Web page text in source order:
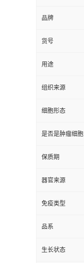
品牌
货号
用途
组织来源
细胞形态
是否是肿瘤细胞
保质期
器官来源
免疫类型
品系
生长状态